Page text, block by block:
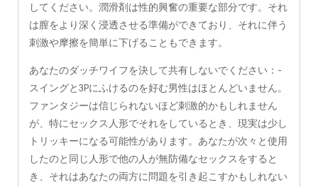
してください。潤滑剤は性的興奮の重要な部分です。それ
は膣をより深く浸透させる準備ができており、それに伴う
刺激や摩擦を簡単に下げることもできます。
あなたのダッチワイフを決して共有しないでください：-
スイングと3Pにふけるのを好む男性はほとんどいません。
ファンタジーは信じられないほど刺激的かもしれません
が、特にセックス人形でそれをしているとき、現実は少し
トリッキーになる可能性があります。あなたが次々と使用
したのと同じ人形で他の人が無防備なセックスをすると
き、それはあなたの両方に問題を引き起こすかもしれない